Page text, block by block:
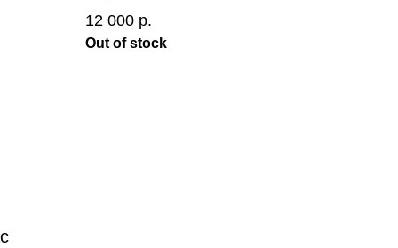
12 000 р.
Out of stock